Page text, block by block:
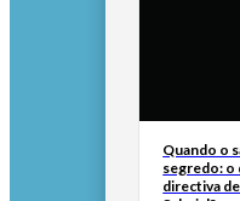
Quando o
segredo: o
directiva